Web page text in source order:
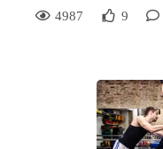
4987 9